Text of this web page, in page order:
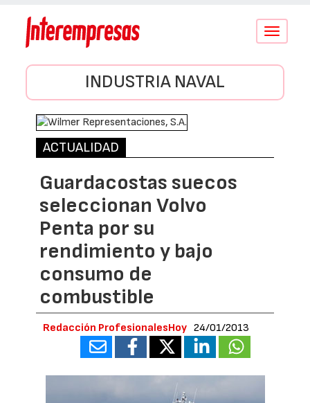
Conmutar
INDUSTRIA NAVAL
ACTUALIDAD
Guardacostas suecos
seleccionan Volvo
Penta por su
rendimiento y bajo
consumo de
combustible
Redacción ProfesionalesHoy 24/01/2013